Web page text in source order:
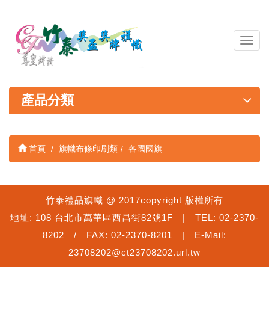
導
覽
關
產品分類
首頁 旗幟布條印刷類 各國國旗
竹泰禮品旗幟 @ 2017copyright 版權所有
地址: 108 台北市萬華區西昌街82號1F | TEL: 02-2370-
8202 / FAX: 02-2370-8201 | E-Mail:
23708202@ct23708202.url.tw